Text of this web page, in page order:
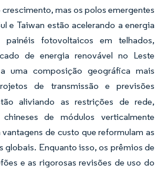
mas os polos emergentes
e Taiwan estão acelerando a energia
fotovoltaicos em telhados,
de energia renovável no Leste
uma composição geográfica mais
de transmissão e previsões
aliviando as restrições de rede,
de módulos verticalmente
de custo que reformulam as
globais. Enquanto isso, os prêmios de
e as rigorosas revisões de uso do